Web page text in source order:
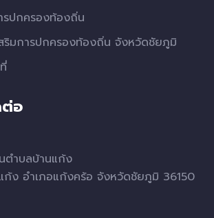
รปกครองท้องถิ่น
ริมการปกครองท้องถิ่น จังหวัดชัยภูมิ
อ
ตำบลบ้านแก้ง
ง อำเภอแก้งคร้อ จังหวัดชัยภูมิ 36150